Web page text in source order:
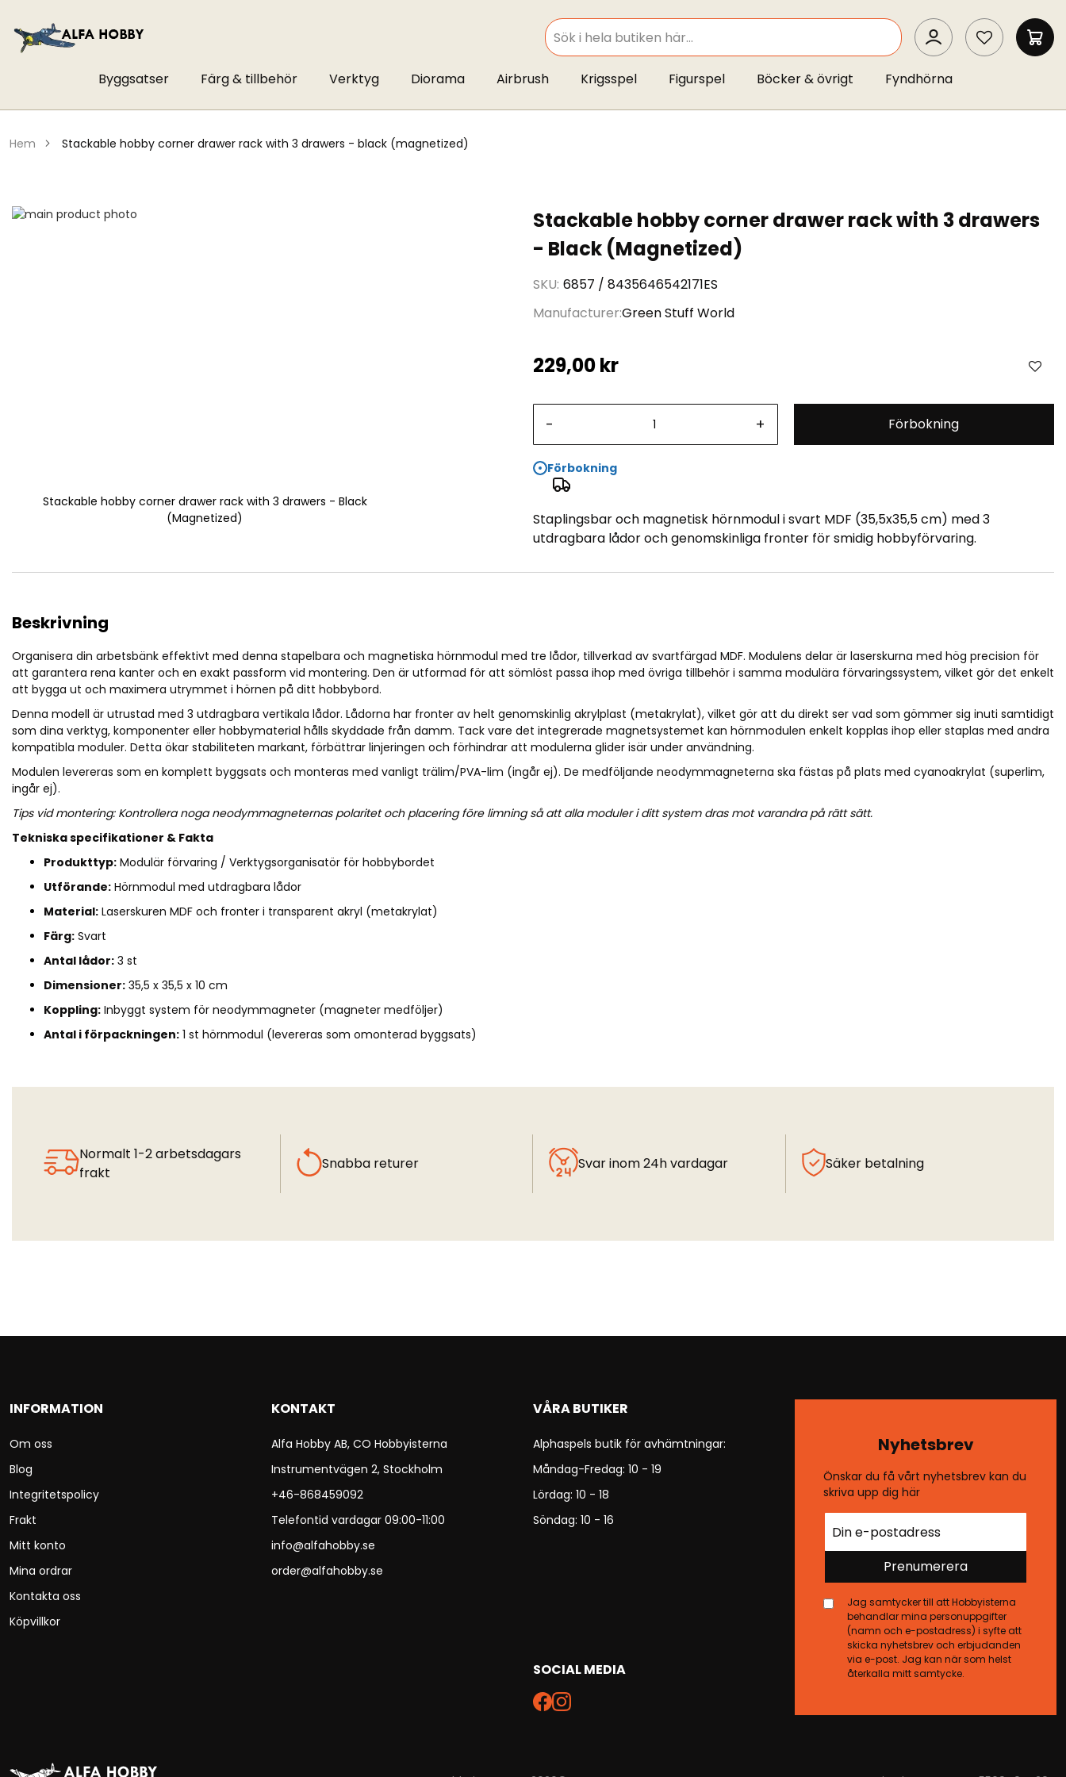
SEARCH
SEARCH
MIN
Byggsatser Färg & tillbehör Verktyg Diorama Airbrush Krigsspel Figurspel Böcker & övrigt Fyndhörna
hem stackable hobby corner drawer rack with 3 drawers - black (magnetized)
Stackable hobby corner drawer rack with 3 drawers
- Black (Magnetized)
SKU 6857 / 8435646542171ES
ManufacturerGreen Stuff World
229,00 kr
- + Förbokning
Förbokning
Staplingsbar och magnetisk hörnmodul i svart MDF (35,5x35,5 cm) med 3
utdragbara lådor och genomskinliga fronter för smidig hobbyförvaring.
Hoppa
Stackable hobby corner drawer rack with 3 drawers - Black
(Magnetized)
Beskrivning
Organisera din arbetsbänk effektivt med denna stapelbara och magnetiska hörnmodul med tre lådor, tillverkad av svartfärgad MDF. Modulens delar är laserskurna med hög precision för
att garantera rena kanter och en exakt passform vid montering. Den är utformad för att sömlöst passa ihop med övriga tillbehör i samma modulära förvaringssystem, vilket gör det enkelt
att bygga ut och maximera utrymmet i hörnen på ditt hobbybord.
Denna modell är utrustad med 3 utdragbara vertikala lådor. Lådorna har fronter av helt genomskinlig akrylplast (metakrylat), vilket gör att du direkt ser vad som gömmer sig inuti samtidigt
som dina verktyg, komponenter eller hobbymaterial hålls skyddade från damm. Tack vare det integrerade magnetsystemet kan hörnmodulen enkelt kopplas ihop eller staplas med andra
kompatibla moduler. Detta ökar stabiliteten markant, förbättrar linjeringen och förhindrar att modulerna glider isär under användning.
Modulen levereras som en komplett byggsats och monteras med vanligt trälim/PVA-lim (ingår ej). De medföljande neodymmagneterna ska fästas på plats med cyanoakrylat (superlim,
ingår ej).
Tips vid montering: Kontrollera noga neodymmagneternas polaritet och placering före limning så att alla moduler i ditt system dras mot varandra på rätt sätt.
Tekniska specifikationer & Fakta
Produkttyp: Modulär förvaring / Verktygsorganisatör för hobbybordet
Utförande: Hörnmodul med utdragbara lådor
Material: Laserskuren MDF och fronter i transparent akryl (metakrylat)
Färg: Svart
Antal lådor: 3 st
Dimensioner: 35,5 x 35,5 x 10 cm
Koppling: Inbyggt system för neodymmagneter (magneter medföljer)
Antal i förpackningen: 1 st hörnmodul (levereras som omonterad byggsats)
Normalt 1-2 arbetsdagars
frakt
Snabba returer Svar inom 24h vardagar Säker betalning
INFORMATION
Om oss
Blog
Integritetspolicy
Frakt
Mitt konto
Mina ordrar
Kontakta oss
Köpvillkor
KONTAKT
Alfa Hobby AB, CO Hobbyisterna
Instrumentvägen 2, Stockholm
+46-868459092
Telefontid vardagar 09:00-11:00
info@alfahobby.se
order@alfahobby.se
VÅRA BUTIKER
Alphaspels butik för avhämtningar:
Måndag-Fredag: 10 - 19
Lördag: 10 - 18
Söndag: 10 - 16
SOCIAL MEDIA
Nyhetsbrev
Önskar du få vårt nyhetsbrev kan du
skriva upp dig här
Prenumerera
Jag samtycker till att Hobbyisterna
behandlar mina personuppgifter
(namn och e-postadress) i syfte att
skicka nyhetsbrev och erbjudanden
via e-post. Jag kan när som helst
återkalla mitt samtycke.